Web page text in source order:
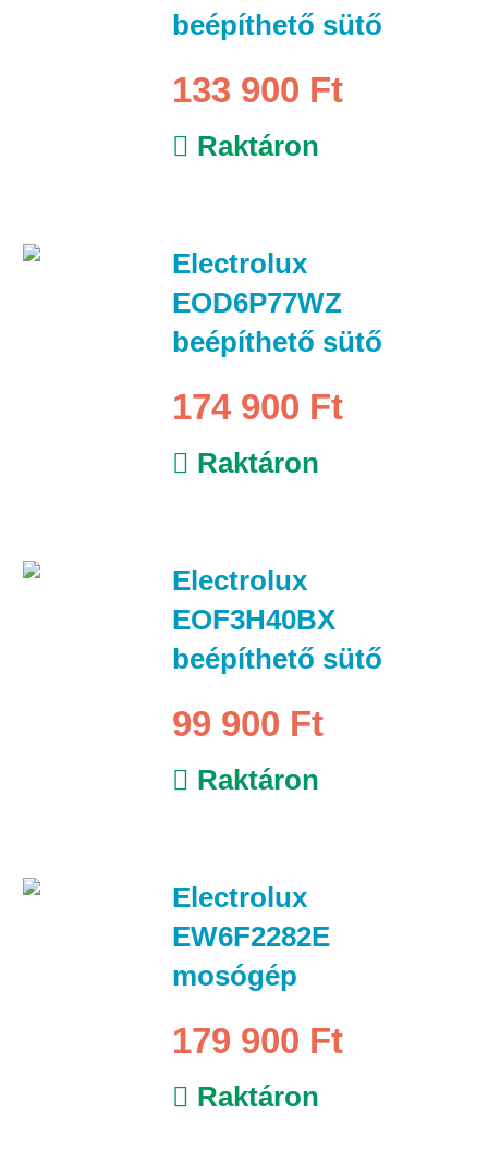
beépíthető sütő
133 900 Ft
Raktáron
Electrolux
EOD6P77WZ
beépíthető sütő
174 900 Ft
Raktáron
Electrolux
EOF3H40BX
beépíthető sütő
99 900 Ft
Raktáron
Electrolux
EW6F2282E
mosógép
179 900 Ft
Raktáron